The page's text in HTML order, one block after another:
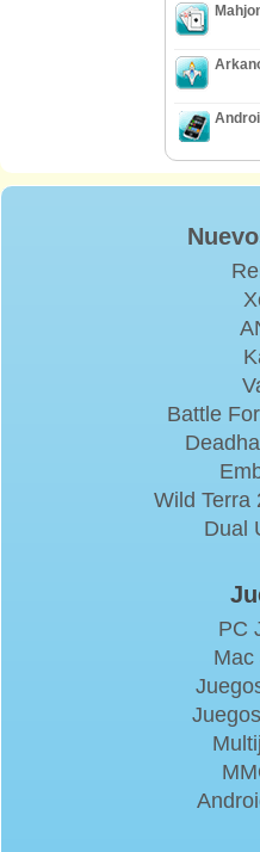
Battle
Wild Terra
Dual
PC
Mac